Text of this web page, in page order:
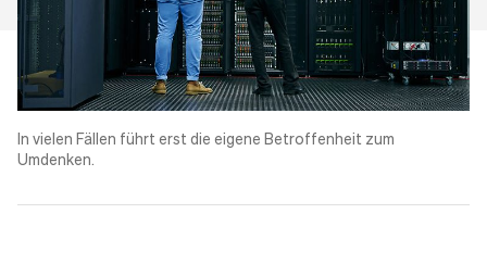
In vielen Fällen führt erst die eigene Betroffenheit zum
Umdenken.